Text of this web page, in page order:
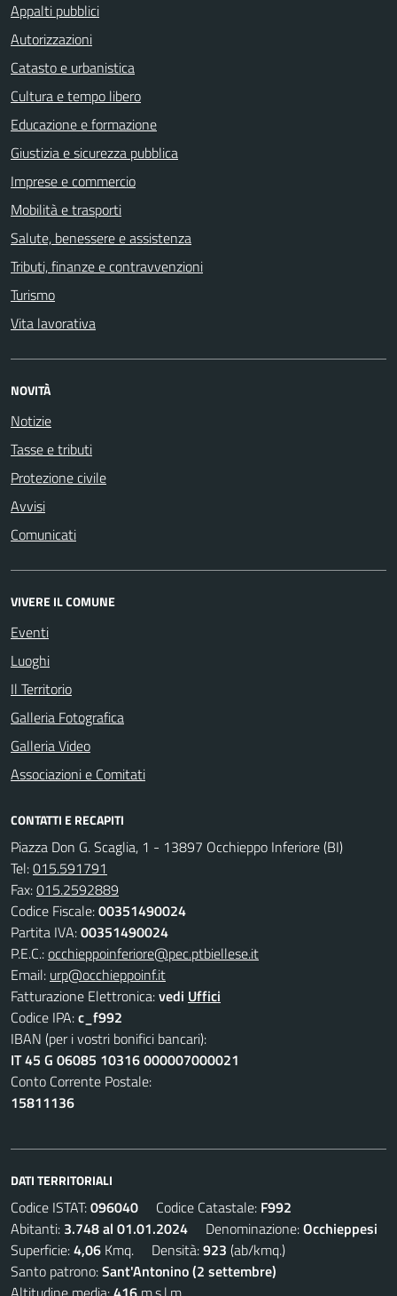
Appalti pubblici
Autorizzazioni
Catasto e urbanistica
Cultura e tempo libero
Educazione e formazione
Giustizia e sicurezza pubblica
Imprese e commercio
Mobilità e trasporti
Salute, benessere e assistenza
Tributi, finanze e contravvenzioni
Turismo
Vita lavorativa
NOVITÀ
Notizie
Tasse e tributi
Protezione civile
Avvisi
Comunicati
VIVERE IL COMUNE
Eventi
Luoghi
Il Territorio
Galleria Fotografica
Galleria Video
Associazioni e Comitati
CONTATTI E RECAPITI
Piazza Don G. Scaglia, 1 - 13897 Occhieppo Inferiore (BI)
Tel:015.591791
Fax:015.2592889
Codice Fiscale:00351490024
Partita IVA:00351490024
P.E.C.:occhieppoinferiore@pec.ptbiellese.it
Email: urp@occhieppoinf.it
Fatturazione Elettronica:vedi Uffici
Codice IPA:c_f992
IBAN (per i vostri bonifici bancari):
IT 45 G 06085 10316 000007000021
Conto Corrente Postale:
15811136
DATI TERRITORIALI
Codice ISTAT:096040 Codice Catastale: F992
Abitanti: 3.748 al 01.01.2024 Denominazione:Occhieppesi
Superficie:4,06 Kmq. Densità:923 (ab/kmq.)
Santo patrono:Sant'Antonino (2 settembre)